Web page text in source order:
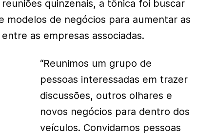
quinzenais, a tônica foi buscar
modelos de negócios para aumentar as
as empresas associadas.
“Reunimos um grupo de
pessoas interessadas em trazer
discussões, outros olhares e
novos negócios para dentro dos
veículos. Convidamos pessoas